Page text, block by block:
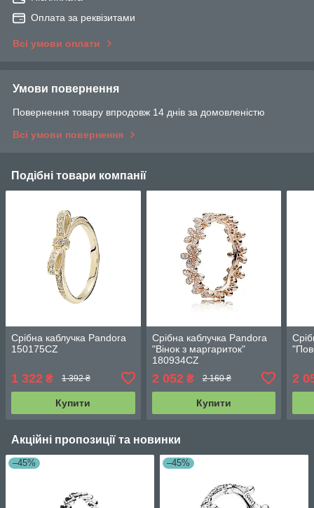
Оплата за реквізитами
Всі умови оплати
Умови повернення
Повернення товару впродовж 14 днів за домовленістю
Всі умови повернення
Подібні товари компанії
Срібна каблучка Pandora
150175CZ
1 322 ₴ 1 392 ₴
Купити
Срібна каблучка Pandora
"Вінок з маргариток"
180934CZ
2 052₴ 2 160 ₴
Купити
2
Акційні пропозиції та новинки
–45% –45%